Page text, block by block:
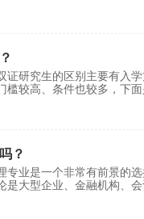
研究生的区别主要有入
槛较高、条件也较多，下
？
专业是一个非常有前景的
是大型企业、金融机构、